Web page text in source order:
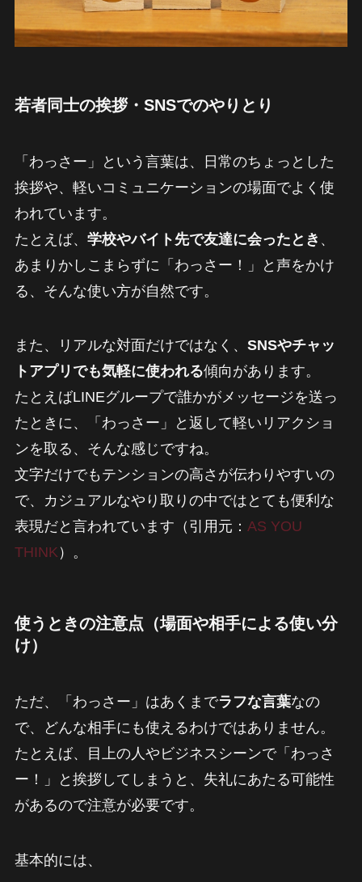
若者同士の挨拶・SNSでのやりとり
「わっさー」という言葉は、日常のちょっとした
挨拶や、軽いコミュニケーションの場面でよく使
われています。
たとえば、 学校やバイト先で友達に会ったとき 、
あまりかしこまらずに「わっさー！」と声をかけ
る、そんな使い方が自然です。
また、リアルな対面だけではなく、 SNSやチャッ
トアプリでも気軽に使われる傾向があります。
たとえばLINEグループで誰かがメッセージを送っ
たときに、「わっさー」と返して軽いリアクショ
ンを取る、そんな感じですね。
文字だけでもテンションの高さが伝わりやすいの
で、カジュアルなやり取りの中ではとても便利な
表現だと言われています（引用元： AS YOU
THINK）。
使うときの注意点（場面や相手による使い分
け）
ただ、「わっさー」はあくまでラフな言葉なの
で、どんな相手にも使えるわけではありません。
たとえば、目上の人やビジネスシーンで「わっさ
ー！」と挨拶してしまうと、失礼にあたる可能性
があるので注意が必要です。
基本的には、